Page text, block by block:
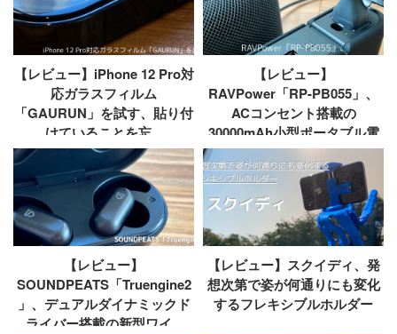
【レビュー】iPhone 12 Pro対
応ガラスフィルム
「GAURUN」を試す、貼り付
けていることを忘...
【レビュー】
RAVPower「RP-PB055」、
ACコンセント搭載の
30000mAh小型ポータブル電
源
【レビュー】
SOUNDPEATS「Truengine2
」、デュアルダイナミックド
ライバー搭載の新型ワイ...
【レビュー】スクイディ、発
想次第で姿が何通りにも変化
するフレキシブルホルダー